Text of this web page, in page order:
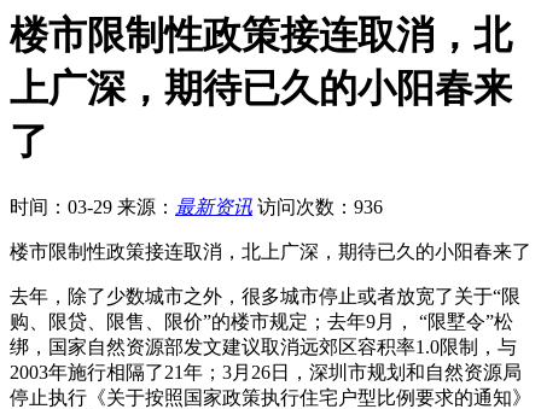
楼市限制性政策接连取消，北
上广深，期待已久的小阳春来
了
时间：03-29 来源： 最新资讯 访问次数：936
楼市限制性政策接连取消，北上广深，期待已久的小阳春来了
去年，除了少数城市之外，很多城市停止或者放宽了关于“限
购、限贷、限售、限价”的楼市规定；去年9月， “限墅令”松
绑，国家自然资源部发文建议取消远郊区容积率1.0限制，与
2003年施行相隔了21年；3月26日，深圳市规划和自然资源局
停止执行《关于按照国家政策执行住宅户型比例要求的通知》